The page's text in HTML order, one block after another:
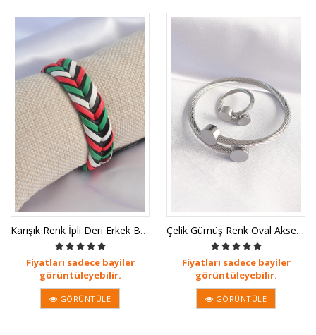
Karışık Renk İpli Deri Erkek Bilekl
Fiyatları sadece bayiler
görüntüleyebilir.
GÖRÜNTÜLE
Çelik Gümüş Renk Oval Aksesuarlı Bu
Fiyatları sadece bayiler
görüntüleyebilir.
GÖRÜNTÜLE